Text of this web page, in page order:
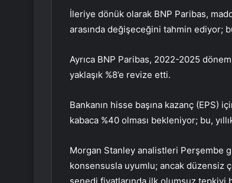
İleriye dönük olarak BNP Paribas,
arasında değişeceğini tahmin ediyor;
Ayrıca BNP Paribas, 2022-2025
yaklaşık %8’e revize etti.
Bankanın hisse başına kazanç (EPS)
kabaca %40 olması bekleniyor; bu,
Morgan Stanley analistleri Perşembe
konsensusla uyumlu; ancak düzensiz